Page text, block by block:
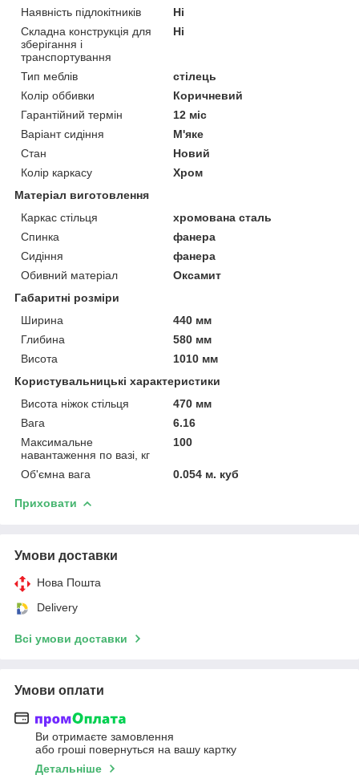
Наявність підлокітників
Ні
Складна конструкція для
зберігання і
транспортування
Ні
Тип меблів
стілець
Колір оббивки
Коричневий
Гарантійний термін
12 міс
Варіант сидіння
М'яке
Стан
Новий
Колір каркасу
Хром
Матеріал виготовлення
Каркас стільця
хромована сталь
Спинка
фанера
Сидіння
фанера
Обивний матеріал
Оксамит
Габаритні розміри
Ширина
440 мм
Глибина
580 мм
Висота
1010 мм
Користувальницькі характеристики
Висота ніжок стільця
470 мм
Вага
6.16
Максимальне
навантаження по вазі, кг
100
Об'ємна вага 0.054 м. куб
Приховати
Умови доставки
Нова Пошта
Delivery
Всі умови доставки
Умови оплати
Ви отримаєте замовлення
або гроші повернуться на вашу картку
Детальніше